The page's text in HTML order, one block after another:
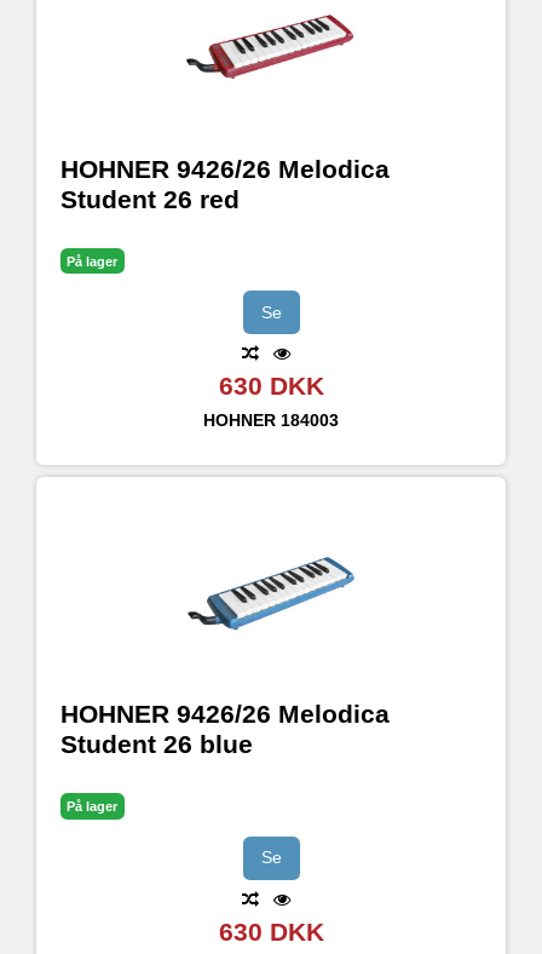
HOHNER 9426/26 Melodica
Student 26 red
På lager
Se
630 DKK
HOHNER 184003
HOHNER 9426/26 Melodica
Student 26 blue
På lager
Se
630 DKK